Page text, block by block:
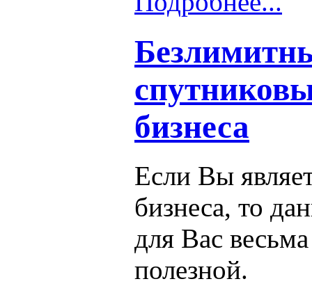
бизнеса
Если Вы
бизнеса, то
для Вас
полезной.